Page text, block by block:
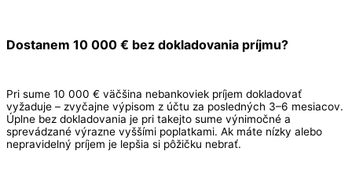
Dostanem 10 000 € bez dokladovania príjmu?
Pri sume 10 000 € väčšina nebankoviek príjem dokladovať
vyžaduje – zvyčajne výpisom z účtu za posledných 3–6 mesiacov.
Úplne bez dokladovania je pri takejto sume výnimočné a
sprevádzané výrazne vyššími poplatkami. Ak máte nízky alebo
nepravidelný príjem je lepšia si pôžičku nebrať.